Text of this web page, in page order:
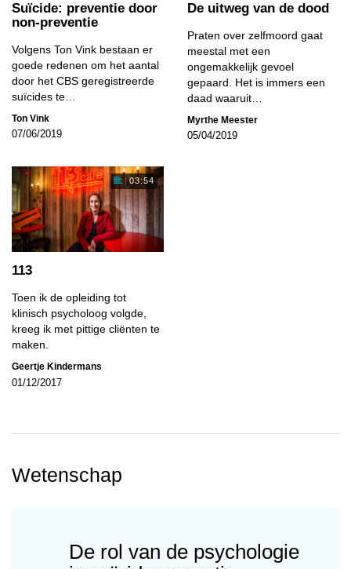
Suïcide: preventie door
non-preventie
Volgens Ton Vink bestaan er
goede redenen om het aantal
door het CBS geregistreerde
suïcides te…
Ton Vink
07/06/2019
De uitweg van de dood
Praten over zelfmoord gaat
meestal met een
ongemakkelijk gevoel
gepaard. Het is immers een
daad waaruit…
Myrthe Meester
05/04/2019
03:54
113
Toen ik de opleiding tot
klinisch psycholoog volgde,
kreeg ik met pittige cliënten te
maken.
Geertje Kindermans
01/12/2017
Wetenschap
De rol van de psychologie